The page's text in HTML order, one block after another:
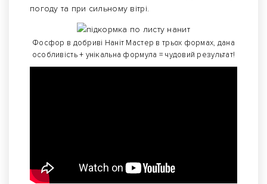
погоду та при сильному вітрі.
Фосфор в добриві Наніт Мастер в трьох формах, дана
особливість + унікальна формула = чудовий результат!